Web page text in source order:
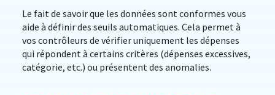
Le fait de savoir que les données sont conformes vous
aide à définir des seuils automatiques. Cela permet à
vos contrôleurs de vérifier uniquement les dépenses
qui répondent à certains critères (dépenses excessives,
catégorie, etc.) ou présentent des anomalies.